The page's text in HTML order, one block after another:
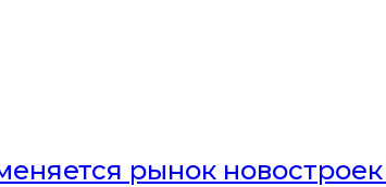
рынок